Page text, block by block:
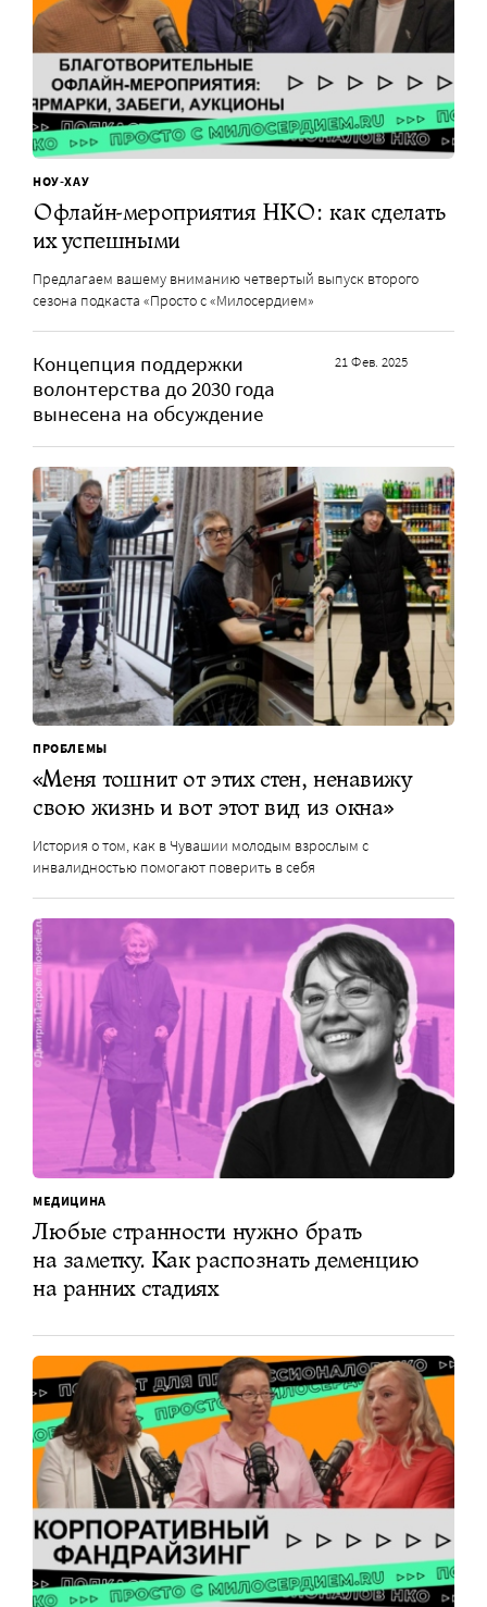
НОУ-ХАУ
Офлайн-мероприятия НКО: как сделать
их успешными
Предлагаем вашему вниманию четвертый выпуск второго
сезона подкаста «Просто с «Милосердием»
Концепция поддержки
волонтерства до 2030 года
вынесена на обсуждение
21 Фев. 2025
ПРОБЛЕМЫ
«Меня тошнит от этих стен, ненавижу
свою жизнь и вот этот вид из окна»
История о том, как в Чувашии молодым взрослым с
инвалидностью помогают поверить в себя
МЕДИЦИНА
Любые странности нужно брать
на заметку. Как распознать деменцию
на ранних стадиях